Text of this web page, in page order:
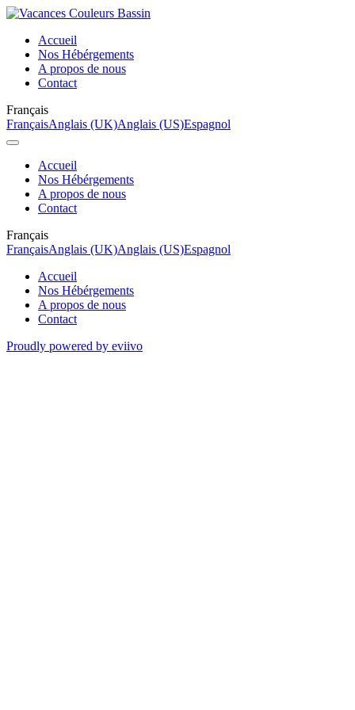
Accueil
Nos Hébérgements
A propos de nous
Contact
Français
FrançaisAnglais (UK)Anglais (US)Espagnol
Accueil
Nos Hébérgements
A propos de nous
Contact
Français
FrançaisAnglais (UK)Anglais (US)Espagnol
Accueil
Nos Hébérgements
A propos de nous
Contact
Proudly powered by eviivo